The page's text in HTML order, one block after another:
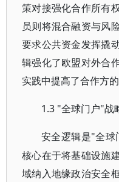
策对接强化合作所有
员则将混合融资与风
要求公共资金发挥撬
辑强化了欧盟对外合
实践中提高了合作方
1.3 "全球门户"战
安全逻辑是"全球
核心在于将基础设施
域纳入地缘政治安全